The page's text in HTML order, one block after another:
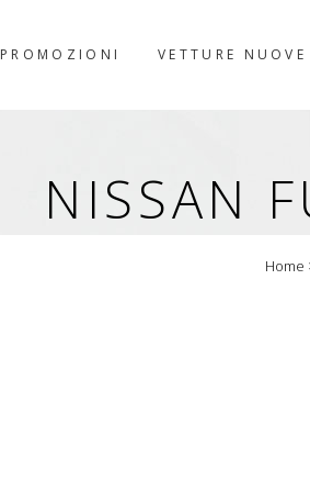
PROMOZIONI VETTURE NUOVE
NISSAN
Home